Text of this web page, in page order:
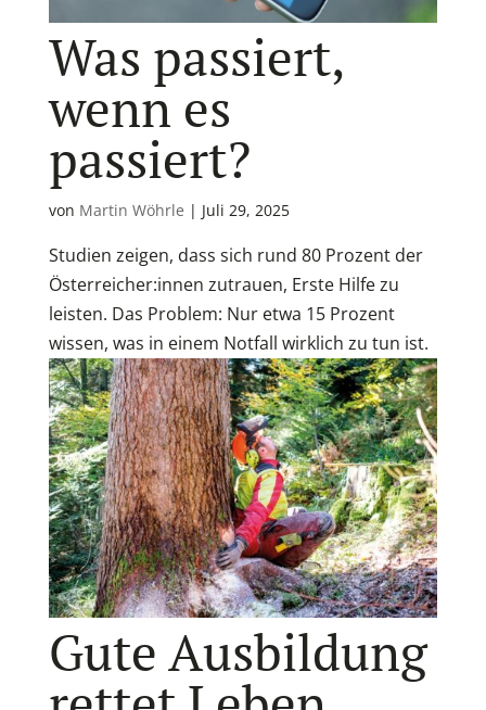
Was passiert,
wenn es
passiert?
von Martin Wöhrle | Juli 29, 2025
Studien zeigen, dass sich rund 80 Prozent der
Österreicher:innen zutrauen, Erste Hilfe zu
leisten. Das Problem: Nur etwa 15 Prozent
wissen, was in einem Notfall wirklich zu tun ist.
Gute Ausbildung